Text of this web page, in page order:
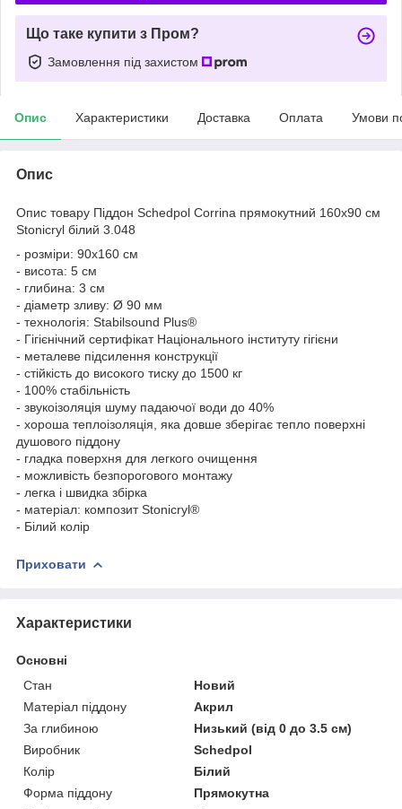
Що таке купити з Пром?
Замовлення під захистом
Опис Характеристики Доставка Оплата Умови
Опис
Опис товару Піддон Schedpol Corrina прямокутний 160х90 см
Stonicryl білий 3.048
- розміри: 90х160 см
- висота: 5 см
- глибина: 3 см
- діаметр зливу: Ø 90 мм
- технологія: Stabilsound Plus®
- Гігієнічний сертифікат Національного інституту гігієни
- металеве підсилення конструкції
- стійкість до високого тиску до 1500 кг
- 100% стабільність
- звукоізоляція шуму падаючої води до 40%
- хороша теплоізоляція, яка довше зберігає тепло поверхні
душового піддону
- гладка поверхня для легкого очищення
- можливість безпорогового монтажу
- легка і швидка збірка
- матеріал: композит Stonicryl®
- Білий колір
Приховати
Характеристики
Основні
Стан
Новий
Матеріал піддону
Акрил
За глибиною
Низький (від 0 до 3.5 см)
Виробник
Schedpol
Колір
Білий
Форма піддону
Прямокутна